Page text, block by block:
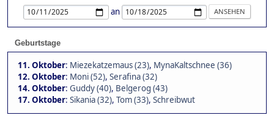
an
Geburtstage
11. Oktober: Miezekatzemaus (23), MynaKaltschnee (36)
12. Oktober: Moni (52), Serafina (32)
14. Oktober: Guddy (40), Belgerog (43)
17. Oktober: Sikania (32), Tom (33), Schreibwut